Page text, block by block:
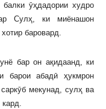
ӯҳдадории худро
Сулҳ, ки миёнашон
баровард.
бар он ақидаанд, ки
абадӣ ҳукмрон
мекунад, сулҳ ва